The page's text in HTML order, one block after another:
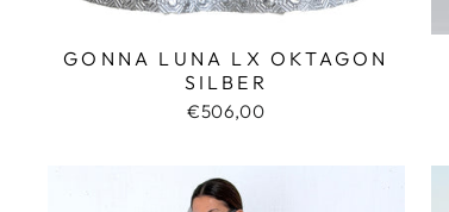
GONNA LUNA LX OKTAGON
SILBER
€506,00